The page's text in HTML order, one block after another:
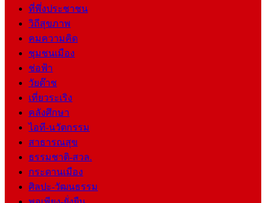
ที่พึ่งประชาชน
วิถีสุขภาพ
คมความคิด
ชุมชนเมือง
ช่อฟ้า
วัยต๊าช
เที่ยวระเริง
คลังศึกษา
ไอที-นวัตกรรม
สาธารณสุข
ธรรมชาติ-สวล.
กระดานเมือง
ศิลปะ-วัฒนธรรม